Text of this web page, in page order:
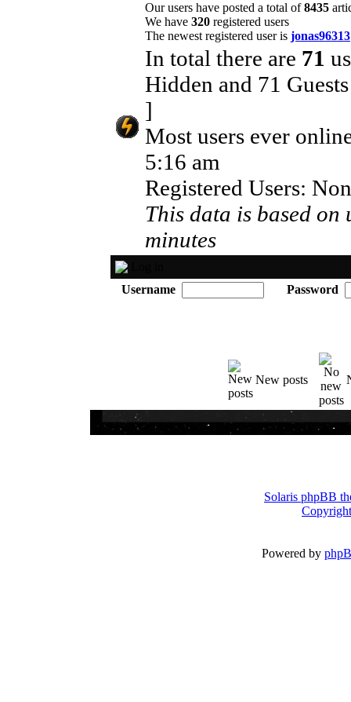
Our users have posted a total of8435
We have 320 registered users
The newest registered user is jonas96313
In total there are 71
Hidden and 71
]
Most users ever
5:16 am
Registered Users:
This data is based on
minutes
Username
Password
New posts
Solaris phpBB
Powered by